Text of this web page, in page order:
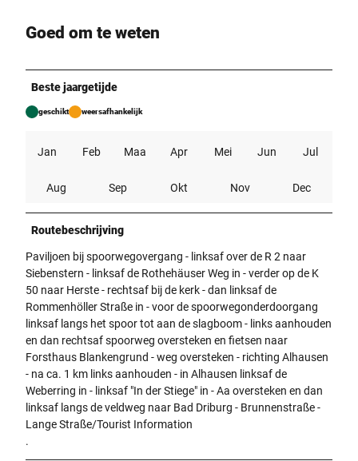
Goed om te weten
Beste jaargetijde
geschikt weersafhankelijk
Jan Feb Maa Apr Mei Jun Jul
Aug Sep Okt Nov Dec
Routebeschrijving
Paviljoen bij spoorwegovergang - linksaf over de R 2 naar
Siebenstern - linksaf de Rothehäuser Weg in - verder op de K
50 naar Herste - rechtsaf bij de kerk - dan linksaf de
Rommenhöller Straße in - voor de spoorwegonderdoorgang
linksaf langs het spoor tot aan de slagboom - links aanhouden
en dan rechtsaf spoorweg oversteken en fietsen naar
Forsthaus Blankengrund - weg oversteken - richting Alhausen
- na ca. 1 km links aanhouden - in Alhausen linksaf de
Weberring in - linksaf "In der Stiege" in - Aa oversteken en dan
linksaf langs de veldweg naar Bad Driburg - Brunnenstraße -
Lange Straße/Tourist Information
.